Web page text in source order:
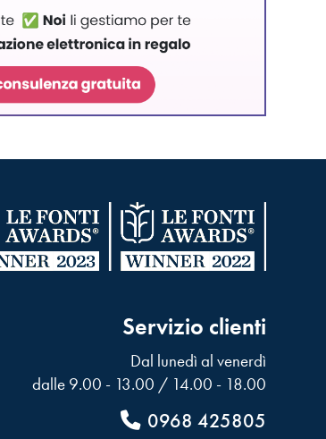
Servizio clienti
Dal lunedì al venerdì
dalle 9.00 - 13.00 / 14.00 - 18.00
0968 425805